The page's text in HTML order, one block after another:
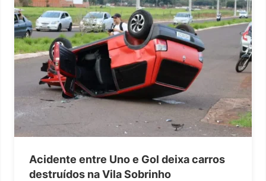
Acidente entre Uno e Gol deixa carros
destruídos na Vila Sobrinho